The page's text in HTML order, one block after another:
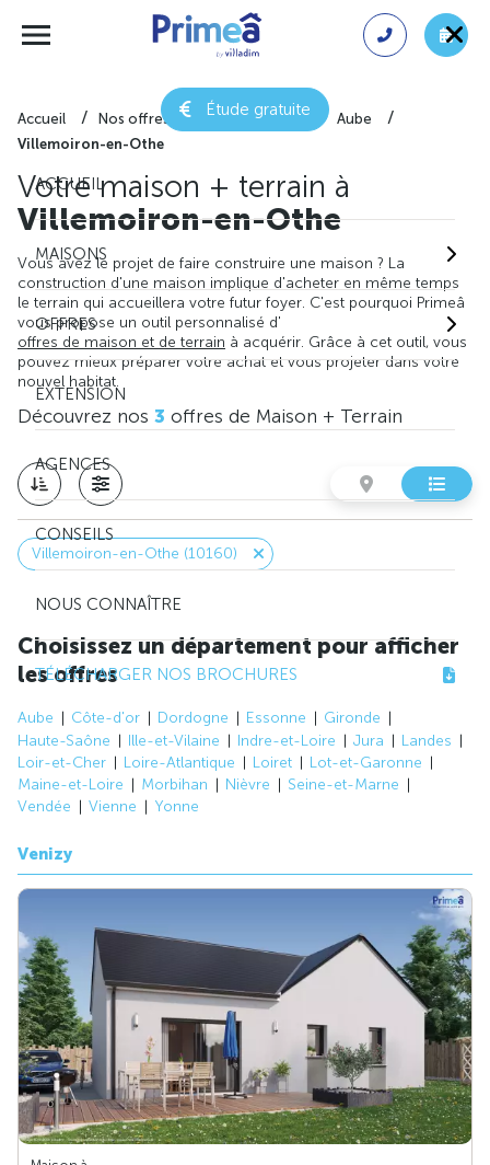
Étude gratuite
ACCUEIL
MAISONS
OFFRES
EXTENSION
AGENCES
CONSEILS
NOUS CONNAÎTRE
TÉLÉCHARGER NOS BROCHURES
Accueil Nos offres de maison + terrain
Aube
Villemoiron-en-Othe
Votre maison + terrain à
Villemoiron-en-Othe
Vous avez le projet de faire construire une maison ? La
construction d'une maison implique d'acheter en même temps
le terrain qui accueillera votre futur foyer. C'est pourquoi Primeâ
vous propose un outil personnalisé d'
offres de maison et de terrain à acquérir. Grâce à cet outil, vous
pouvez mieux préparer votre achat et vous projeter dans votre
nouvel habitat.
Découvrez nos 3 offres de Maison + Terrain
Villemoiron-en-Othe (10160)
Choisissez un département pour afficher
les offres
Aube Côte-d'or Dordogne Essonne
Gironde
Haute-Saône
Ille-et-Vilaine Indre-et-Loire Jura
Landes
Loir-et-Cher
Loire-Atlantique Loiret
Lot-et-Garonne
Maine-et-Loire
Morbihan Nièvre
Seine-et-Marne
Vendée
Vienne Yonne
Venizy